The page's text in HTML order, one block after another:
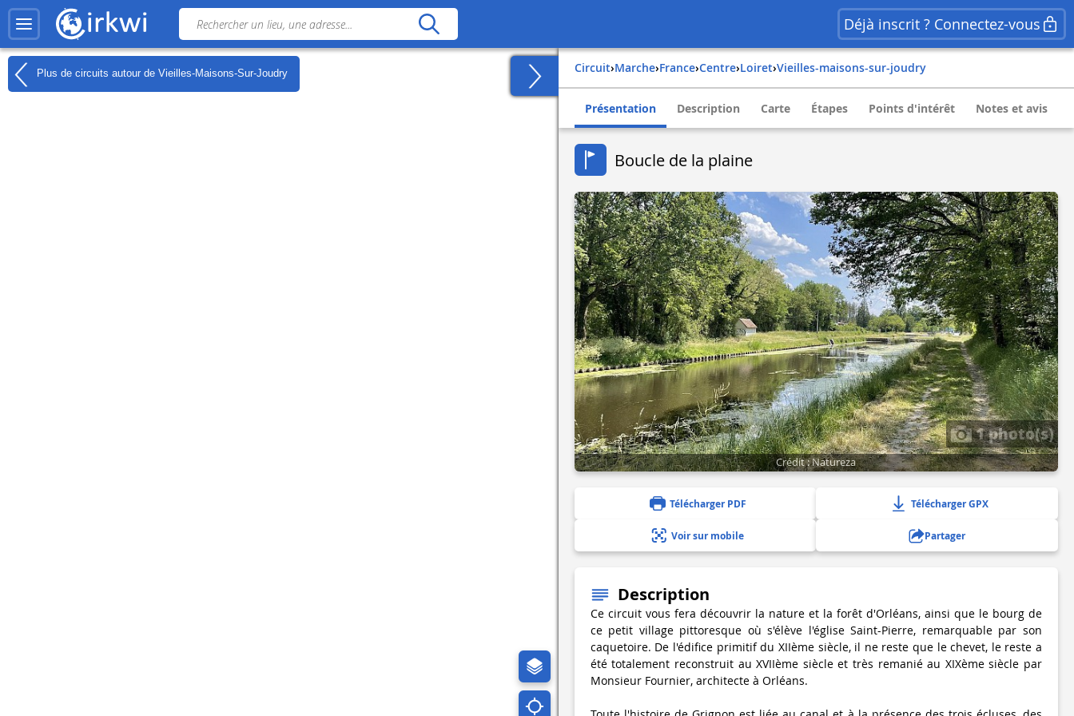
Déjà inscrit ? Connectez-vous
Plus de circuits autour de Vieilles-Maisons-Sur-Joudry Circuit› Marche› france› centre› loiret› vieilles-maisons-sur-joudry
Présentation Description Carte Étapes Points d'intérêt Notes et avis
Boucle de la plaine
1 photo(s)
Crédit : Natureza
Télécharger PDF Télécharger GPX
Voir sur mobile Partager
Description
Ce circuit vous fera découvrir la nature et la forêt d'Orléans, ainsi que le bourg de
ce petit village pittoresque où s'élève l'église Saint-Pierre, remarquable par son
caquetoire. De l'édifice primitif du XIIème siècle, il ne reste que le chevet, le reste a
été totalement reconstruit au XVIIème siècle et très remanié au XIXème siècle par
Monsieur Fournier, architecte à Orléans.